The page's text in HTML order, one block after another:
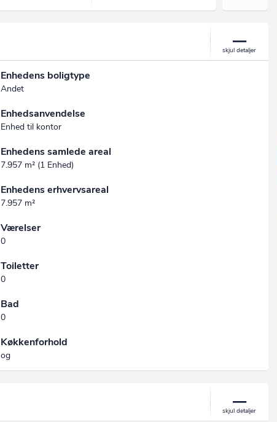
Enhedens boligtype
Andet
Enhedsanvendelse
Enhed til kontor
Enhedens samlede areal
7.957 m² (1 Enhed)
Enhedens erhvervsareal
7.957 m²
Værelser
0
Toiletter
0
Bad
0
Køkkenforhold
og